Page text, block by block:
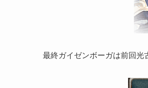
最終ガイゼンボーガは前回光